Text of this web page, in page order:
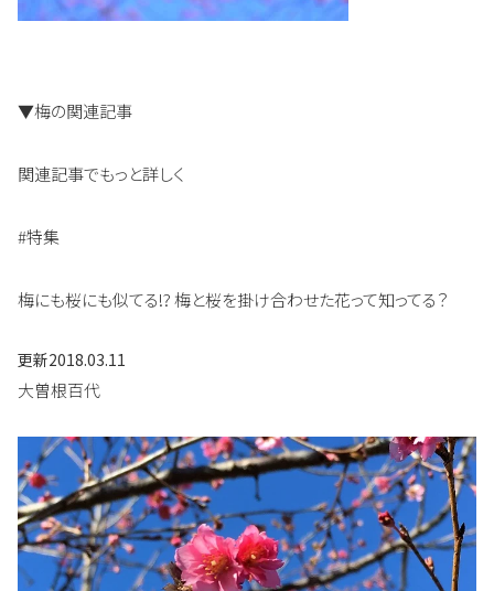
▼梅の関連記事
関連記事でもっと詳しく
#特集
梅にも桜にも似てる!? 梅と桜を掛け合わせた花って知ってる？
更新2018.03.11
大曽根百代